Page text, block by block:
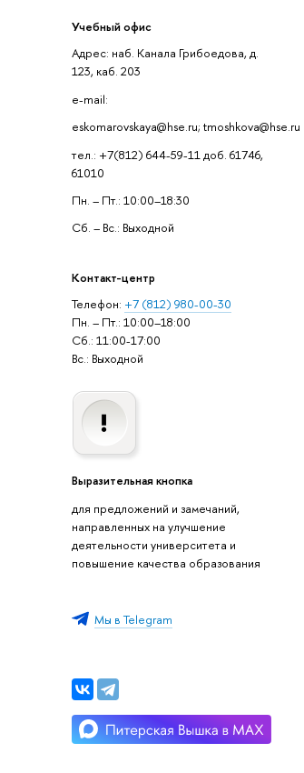
Учебный офис
Адрес: наб. Канала Грибоедова, д.
123, каб. 203
e-mail:
eskomarovskaya@hse.ru; tmoshkova@hse.ru
тел.: +7(812) 644-59-11 доб. 61746,
61010
Пн. – Пт.: 10:00–18:30
Сб. – Вс.: Выходной
Контакт-центр
Телефон: +7 (812) 980-00-30
Пн. – Пт.: 10:00–18:00
Сб.: 11:00-17:00
Вс.: Выходной
Выразительная кнопка
для предложений и замечаний,
направленных на улучшение
деятельности университета и
повышение качества образования
Мы в Telegram